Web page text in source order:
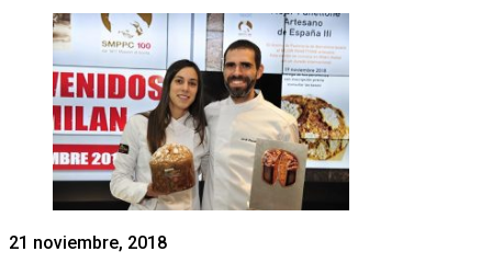
21 noviembre, 2018